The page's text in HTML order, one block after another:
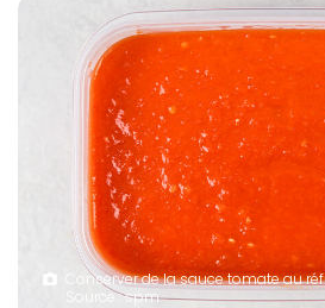
Conserver de la sauce tomate au
Source : spm